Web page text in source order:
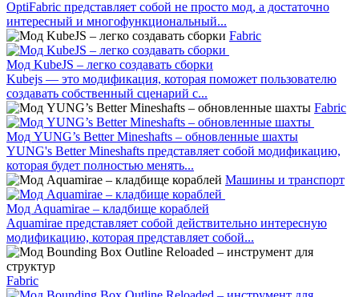
OptiFabric представляет собой не просто мод, а достаточно
интересный и многофункциональный...
Fabric
Мод KubeJS – легко создавать сборки
Kubejs — это модификация, которая поможет пользователю
создавать собственный сценарий с...
Fabric
Мод YUNG’s Better Mineshafts – обновленные шахты
YUNG's Better Mineshafts представляет собой модификацию,
которая будет полностью менять...
Машины и транспорт
Мод Aquamirae – кладбище кораблей
Aquamirae представляет собой действительно интересную
модификацию, которая представляет собой...
Fabric